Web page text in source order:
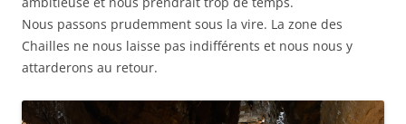
Nous passons prudemment sous la vire. La zone des
Chailles ne nous laisse pas indifférents et nous nous y
attarderons au retour.